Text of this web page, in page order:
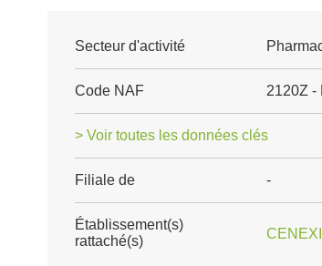
Secteur d'activité
Code NAF 2120Z -
> Voir toutes les données clés
Filiale de -
Établissement(s)
rattaché(s)